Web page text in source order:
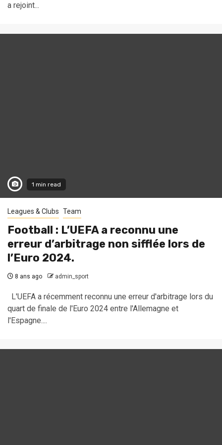
a rejoint...
1 min read
Leagues & Clubs Team
Football : L’UEFA a reconnu une
erreur d’arbitrage non sifflée lors de
l’Euro 2024.
8 ans ago admin_sport
L'UEFA a récemment reconnu une erreur d'arbitrage lors du
quart de finale de l'Euro 2024 entre l'Allemagne et
l'Espagne....